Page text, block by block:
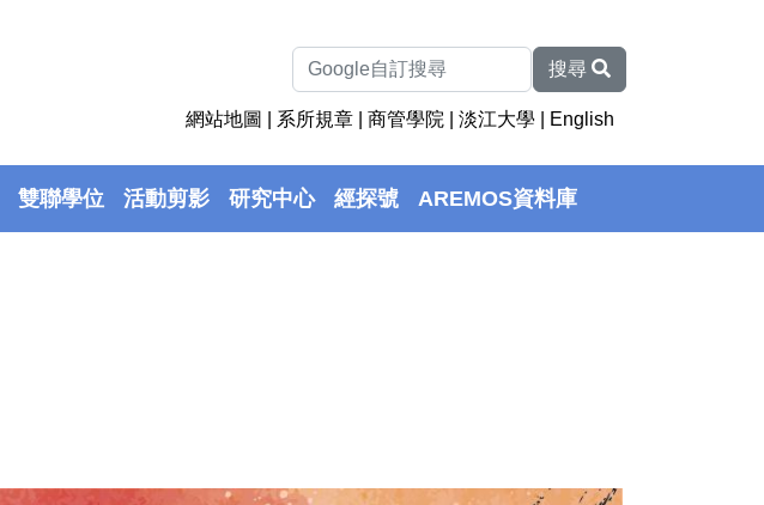
搜尋
網站地圖 系所規章 |商管學院 |淡江大學 English
雙聯學位 活動剪影 研究中心 經探號 AREMOS資料庫